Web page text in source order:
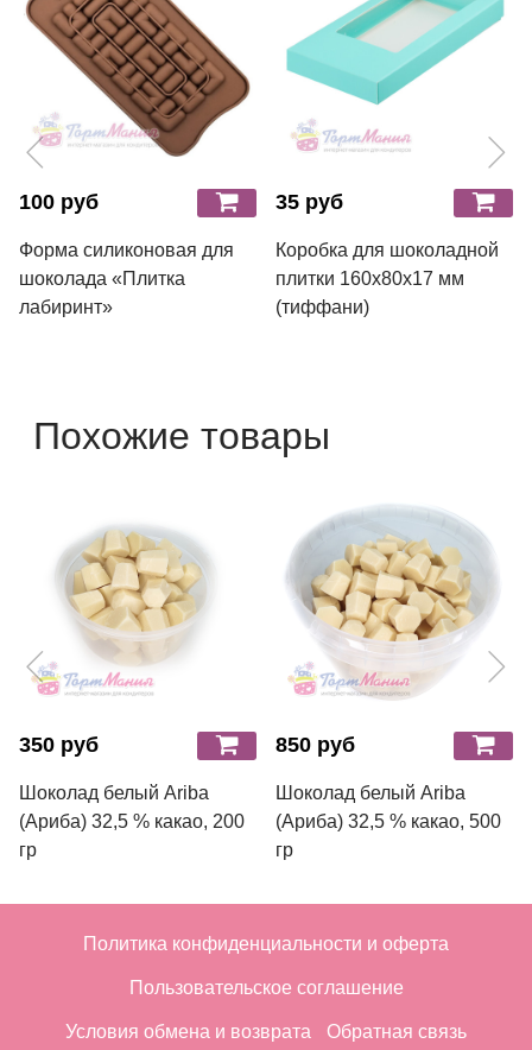
100 руб
Форма силиконовая для
шоколада «Плитка
лабиринт»
35 руб
Коробка для шоколадной
плитки 160х80х17 мм
(тиффани)
Похожие товары
350 руб
Шоколад белый Ariba
(Ариба) 32,5 % какао, 200
гр
850 руб
Шоколад белый Ariba
(Ариба) 32,5 % какао, 500
гр
Политика конфиденциальности и оферта
Пользовательское соглашение
Условия обмена и возврата Обратная связь